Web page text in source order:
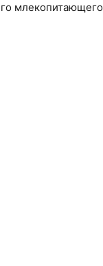
млекопитающего